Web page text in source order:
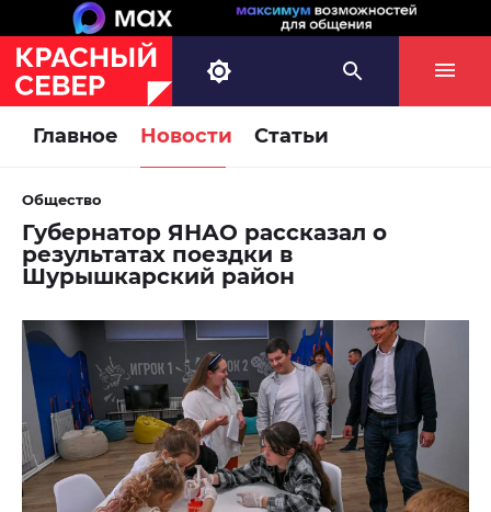
Главное Новости Статьи
Общество
Губернатор ЯНАО рассказал о
результатах поездки в
Шурышкарский район